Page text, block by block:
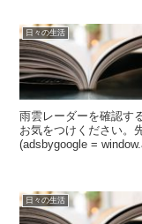
日々の生活
雨雲レーダーを確認す
お気をつけください。
(adsbygoogle =
日々の生活